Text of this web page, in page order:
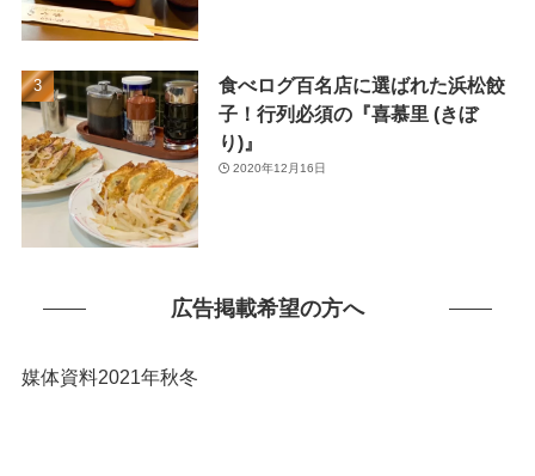
食べログ百名店に選ばれた浜松餃
子！行列必須の『喜慕里 (きぼ
り)』
2020年12月16日
広告掲載希望の方へ
媒体資料2021年秋冬